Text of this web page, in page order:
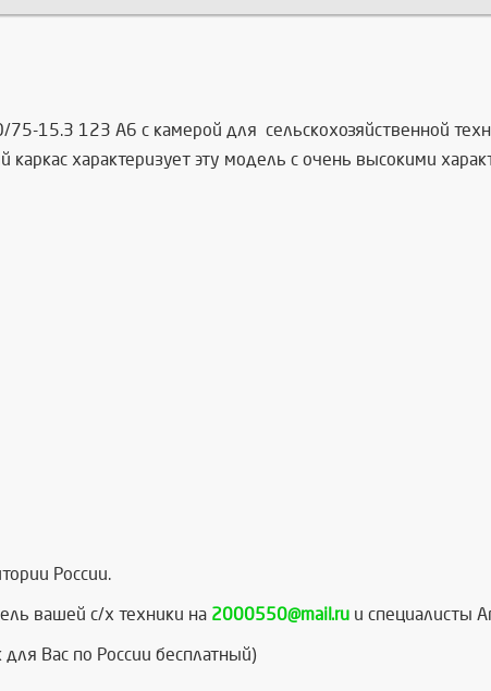
75-15.3 123 A6 с камерой для сельскохозяйственной
характеризует эту модель с очень высокими
России.
вашей с/х техники на 2000550@mail.ru и специалисты
для Вас по России бесплатный)